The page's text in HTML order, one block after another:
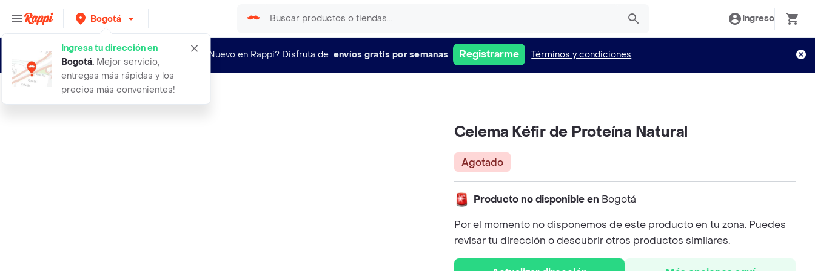
Bogotá
Ingresa tu dirección en
Bogotá. Mejor servicio,
entregas más rápidas y los
precios más convenientes!
Ingreso
¿Nuevo en Rappi? Disfruta de envíos gratis por semanas Registrarme Términos y condiciones
celema kefir de proteina natural
Celema Kéfir de Proteína Natural
Agotado
Producto no disponible en Bogotá
Por el momento no disponemos de este producto en tu zona. Puedes
revisar tu dirección o descubrir otros productos similares.